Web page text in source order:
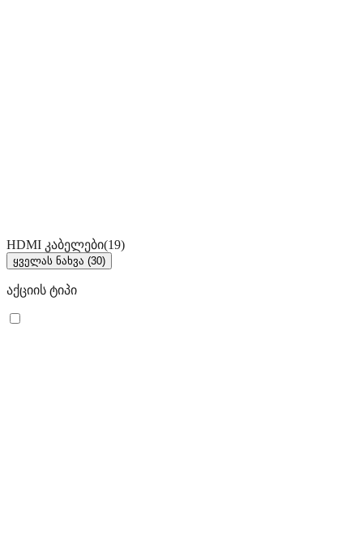
HDMI კაბელები(19)
ყველას ნახვა (30)
აქციის ტიპი